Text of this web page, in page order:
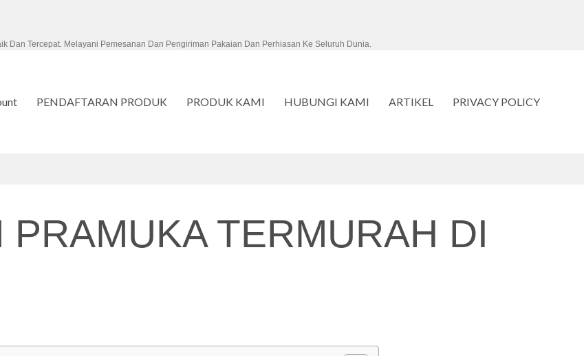
Dan Tercepat. Melayani Pemesanan Dan Pengiriman Pakaian Dan Perhiasan Ke Seluruh Dunia.
PENDAFTARAN PRODUK PRODUK KAMI HUBUNGI KAMI ARTIKEL PRIVACY POLICY
TERMURAH DI